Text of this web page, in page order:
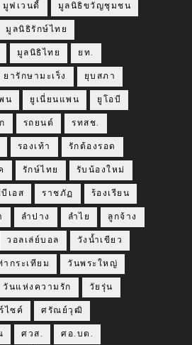
มูฟเวนดี้ มูลนิธิขวัญชุมชน
มูลนิธิรักษ์ไทย
มูลนิธิไทย ยท.
ยารักษามะเร็ง ยุบสภา
น ยูเนี่ยนแพน ยูโอบี
รถยนต์ รทสช.
รองเท้า รักต้องรอด
รักษ์ไทย รับน้องใหม่
เอส ราชภัฏ ร้องเรียน
ลำปาง ลำไย ลูกจ้าง
วอลเล่ย์บอล วังน้ำเขียว
กระเทียม วันพระใหญ่
วันแห่งความรัก วัยรุ่น
ไซค์ ศรัณย์วุฒิ
ศวส. ศอ.บต.